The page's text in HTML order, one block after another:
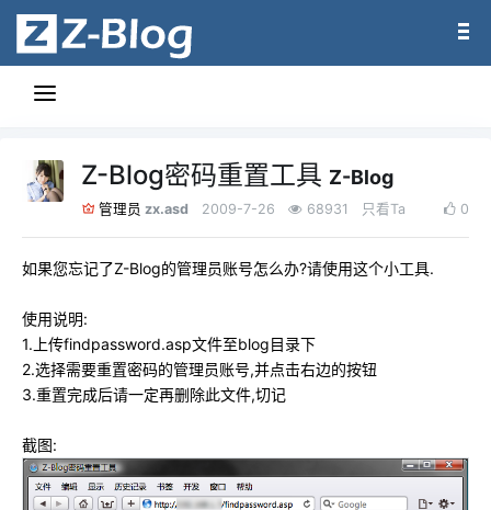
Z-Blog密码重置工具 Z-Blog
管理员 zx.asd 2009-7-26 68931 只看Ta 0
如果您忘记了Z-Blog的管理员账号怎么办?请使用这个小工具.
使用说明:
1.上传findpassword.asp文件至blog目录下
2.选择需要重置密码的管理员账号,并点击右边的按钮
3.重置完成后请一定再删除此文件,切记
截图: